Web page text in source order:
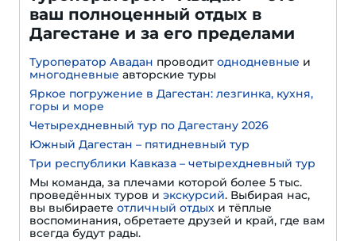
ваш полноценный отдых в
Дагестане и за его пределами
Туроператор Авадан проводит однодневные и
многодневные авторские туры
Яркое погружение в Дагестан: лезгинка, кухня,
горы и море
Четырехдневный тур по Дагестану 2026
Южный Дагестан – пятидневный тур
Три республики Кавказа – четырехдневный тур
Мы команда, за плечами которой более 5 тыс.
проведённых туров и экскурсий. Выбирая нас,
вы выбираете отличный отдых и тёплые
воспоминания, обретаете друзей и край, где вам
всегда будут рады.